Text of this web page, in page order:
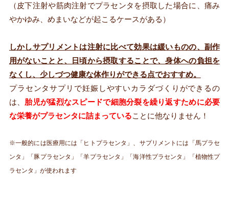
（皮下注射や筋肉注射でプラセンタを摂取した場合に、痛み
やかゆみ、めまいなどが起こるケースがある）
しかしサプリメントは注射に比べて効果は緩いものの、副作
用がないことと、日頃から摂取することで、身体への負担を
なくし、少しづつ健康な体作りができる点でおすすめ。
プラセンタサプリで妊娠しやすいカラダづくりができるの
は、 胎児が猛烈なスピードで細胞分裂を繰り返すために必要
な栄養がプラセンタに詰まっていることに他なりません！
※一般的には医療用には「ヒトプラセンタ」、サプリメントには「馬プラセ
ンタ」「豚プラセンタ」「羊プラセンタ」「海洋性プラセンタ」「植物性プ
ラセンタ」が使われます